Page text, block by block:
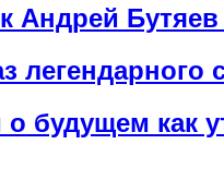
Андрей
легендарного
будущем как